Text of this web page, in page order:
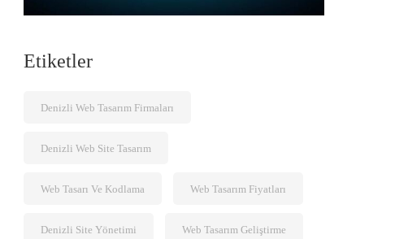
Etiketler
Denizli Web Tasarım Firmaları
Denizli Web Site Tasarım
Web Tasarı Ve Kodlama Web Tasarım Fiyatları
Denizli Site Yönetimi Web Tasarım Geliştirme